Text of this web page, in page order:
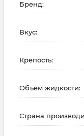
Бренд:
Вкус:
Крепость:
Объем жидкости:
Страна